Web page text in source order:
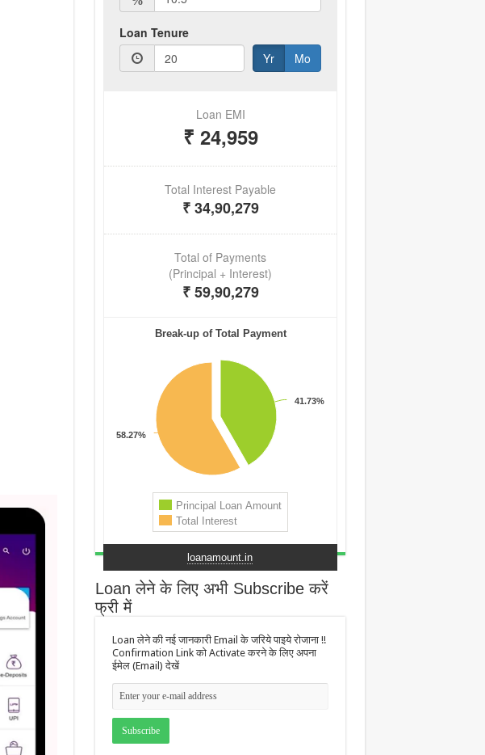
loanamount.in
Loan लेने के लिए अभी Subscribe करें
फ्री में
Loan लेने की नई जानकारी Email के जरिये पाइये रोजाना !!
Confirmation Link को Activate करने के लिए अपना
ईमेल (Email) देखें